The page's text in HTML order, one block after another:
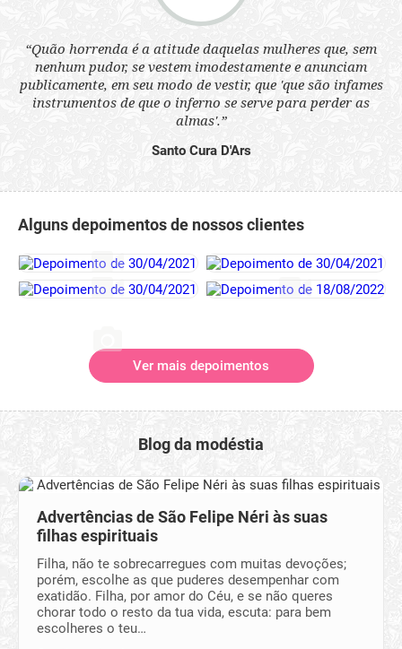
“Quão horrenda é a atitude daquelas mulheres que, sem
nenhum pudor, se vestem imodestamente e anunciam
publicamente, em seu modo de vestir, que 'que são infames
instrumentos de que o inferno se serve para perder as
almas'.”
Santo Cura D'Ars
Alguns depoimentos de nossos clientes
Ver mais depoimentos
Blog da modéstia
Advertências de São Felipe Néri às suas
filhas espirituais
Filha, não te sobrecarregues com muitas devoções;
porém, escolhe as que pu­deres desempe­nhar com
exatidão. Filha, por amor do Céu, e se não queres
chorar todo o resto da tua vida, escuta: para bem
escolheres o teu…